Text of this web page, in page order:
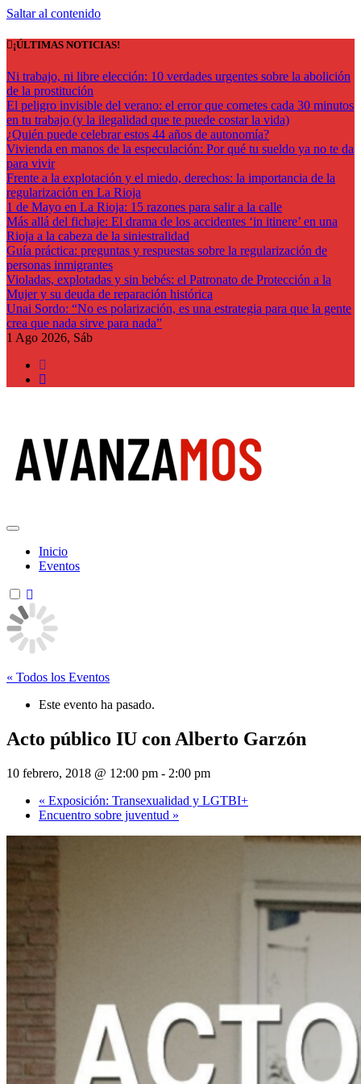
Saltar al contenido
¡ÚLTIMAS NOTICIAS!
Ni trabajo, ni libre elección: 10 verdades urgentes sobre la abolición
de la prostitución
El peligro invisible del verano: el error que cometes cada 30 minutos
en tu trabajo (y la ilegalidad que te puede costar la vida)
¿Quién puede celebrar estos 44 años de autonomía?
Vivienda en manos de la especulación: Por qué tu sueldo ya no te da
para vivir
Frente a la explotación y el miedo, derechos: la importancia de la
regularización en La Rioja
1 de Mayo en La Rioja: 15 razones para salir a la calle
Más allá del fichaje: El drama de los accidentes ‘in itinere’ en una
Rioja a la cabeza de la siniestralidad
Guía práctica: preguntas y respuestas sobre la regularización de
personas inmigrantes
Violadas, explotadas y sin bebés: el Patronato de Protección a la
Mujer y su deuda de reparación histórica
Unai Sordo: “No es polarización, es una estrategia para que la gente
crea que nada sirve para nada”
1 Ago 2026, Sáb
Inicio
Eventos
« Todos los Eventos
Este evento ha pasado.
Acto público IU con Alberto Garzón
10 febrero, 2018 @ 12:00 pm - 2:00 pm
« Exposición: Transexualidad y LGTBI+
Encuentro sobre juventud »